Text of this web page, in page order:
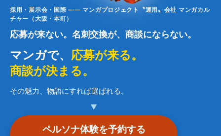
採用・展示会・国際 —— マンガプロジェクト〝運用〟会社 マンガカル
チャー（大阪・本町）
応募が来ない。名刺交換が、商談にならない。
マンガで、 応募が来る。
商談が決まる。
その魅力、物語にすれば選ばれる。
▼
ペルソナ体験を予約する